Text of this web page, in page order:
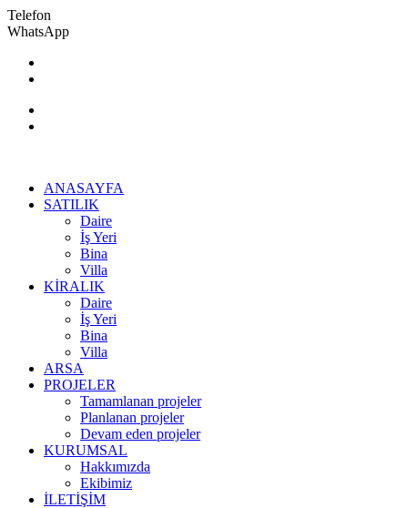
Telefon
WhatsApp
ANASAYFA
SATILIK
Daire
İş Yeri
Bina
Villa
KİRALIK
Daire
İş Yeri
Bina
Villa
ARSA
PROJELER
Tamamlanan projeler
Planlanan projeler
Devam eden projeler
KURUMSAL
Hakkımızda
Ekibimiz
İLETİŞİM